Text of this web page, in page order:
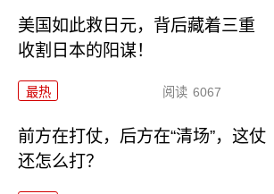
美国如此救日元，背后藏着三重
收割日本的阳谋！
最热 阅读 6067
前方在打仗，后方在“清场”，这仗
还怎么打？